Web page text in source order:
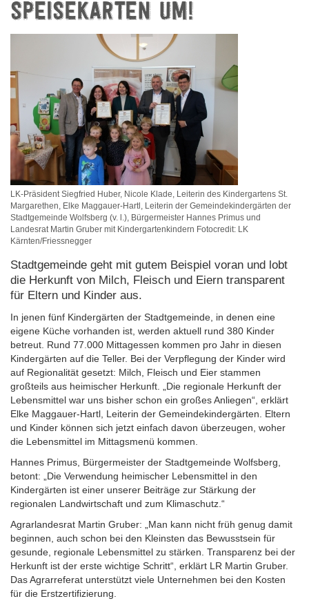
SPEISEKARTEN UM!
LK-Präsident Siegfried Huber, Nicole Klade, Leiterin des Kindergartens St.
Margarethen, Elke Maggauer-Hartl, Leiterin der Gemeindekindergärten der
Stadtgemeinde Wolfsberg (v. l.), Bürgermeister Hannes Primus und
Landesrat Martin Gruber mit Kindergartenkindern Fotocredit: LK
Kärnten/Friessnegger
Stadtgemeinde geht mit gutem Beispiel voran und lobt
die Herkunft von Milch, Fleisch und Eiern transparent
für Eltern und Kinder aus.
In jenen fünf Kindergärten der Stadtgemeinde, in denen eine
eigene Küche vorhanden ist, werden aktuell rund 380 Kinder
betreut. Rund 77.000 Mittagessen kommen pro Jahr in diesen
Kindergärten auf die Teller. Bei der Verpflegung der Kinder wird
auf Regionalität gesetzt: Milch, Fleisch und Eier stammen
großteils aus heimischer Herkunft. „Die regionale Herkunft der
Lebensmittel war uns bisher schon ein großes Anliegen“, erklärt
Elke Maggauer-Hartl, Leiterin der Gemeindekindergärten. Eltern
und Kinder können sich jetzt einfach davon überzeugen, woher
die Lebensmittel im Mittagsmenü kommen.
Hannes Primus, Bürgermeister der Stadtgemeinde Wolfsberg,
betont: „Die Verwendung heimischer Lebensmittel in den
Kindergärten ist einer unserer Beiträge zur Stärkung der
regionalen Landwirtschaft und zum Klimaschutz.“
Agrarlandesrat Martin Gruber: „Man kann nicht früh genug damit
beginnen, auch schon bei den Kleinsten das Bewusstsein für
gesunde, regionale Lebensmittel zu stärken. Transparenz bei der
Herkunft ist der erste wichtige Schritt“, erklärt LR Martin Gruber.
Das Agrarreferat unterstützt viele Unternehmen bei den Kosten
für die Erstzertifizierung.